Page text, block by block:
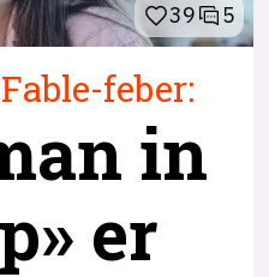
39 5
feber:
in
er